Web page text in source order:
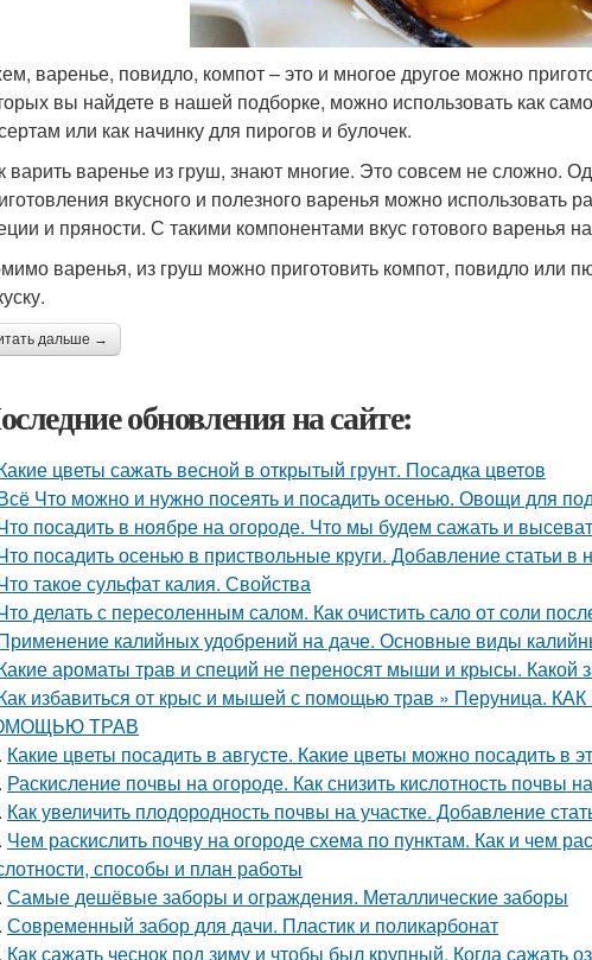
варенье, повидло, компот – это и многое другое можно
вы найдете в нашей подборке, можно использовать как
или как начинку для пирогов и булочек.
варить варенье из груш, знают многие. Это совсем не сложно.
вкусного и полезного варенья можно использовать
и пряности. С такими компонентами вкус готового варенья
варенья, из груш можно приготовить компот, повидло или
дальше →
обновления на сайте:
цветы сажать весной в открытый грунт. Посадка цветов
Что можно и нужно посеять и посадить осенью. Овощи для
посадить в ноябре на огороде. Что мы будем сажать и
посадить осенью в приствольные круги. Добавление статьи в
такое сульфат калия. Свойства
делать с пересоленным салом. Как очистить сало от соли
калийных удобрений на даче. Основные виды
ароматы трав и специй не переносят мыши и крысы. Какой
избавиться от крыс и мышей с помощью трав »
ТРАВ
Какие цветы посадить в августе. Какие цветы можно посадить в
Раскисление почвы на огороде. Как снизить кислотность почвы
Как увеличить плодородность почвы на участке. Добавление
Чем раскислить почву на огороде схема по пунктам. Как и чем
способы и план работы
Самые дешёвые заборы и ограждения. Металлические заборы
Современный забор для дачи. Пластик и поликарбонат
Как сажать чеснок под зиму и чтобы был крупный. Когда сажать